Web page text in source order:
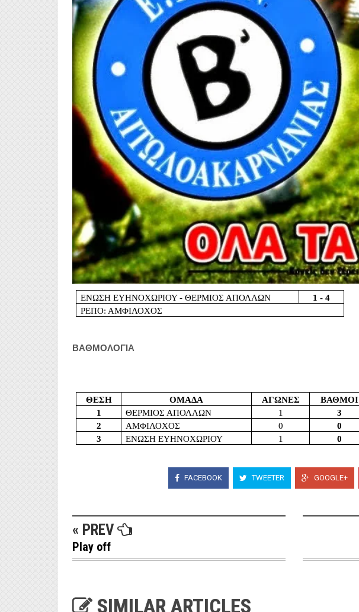
ΕΝΩΣΗ ΕΥΗΝΟΧΩΡΙΟΥ - ΘΕΡΜΙΟΣ ΑΠΟΛΛΩΝ
1 - 4
ΡΕΠΟ: ΑΜΦΙΛΟΧΟΣ
ΒΑΘΜΟΛΟΓΙΑ
ΘΕΣΗ ΟΜΑΔΑ ΑΓΩΝΕΣ
ΒΑΘΜΟΙ
1
ΘΕΡΜΙΟΣ ΑΠΟΛΛΩΝ 1
3
2
ΑΜΦΙΛΟΧΟΣ 0
0
3
ΕΝΩΣΗ ΕΥΗΝΟΧΩΡΙΟΥ 1 0
FACEBOOK TWEETER GOOGLE+
« PREV
Play off
SIMILAR ARTICLES